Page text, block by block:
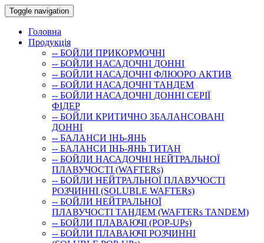
Toggle navigation
Головна
Продукція
-- БОЙЛИ ПРИКОРМОЧНI
-- БОЙЛИ НАСАДОЧНI ДОННI
-- БОЙЛИ НАСАДОЧНІ ФЛЮОРО АКТИВ
-- БОЙЛИ НАСАДОЧНІ ТАНДЕМ
-- БОЙЛИ НАСАДОЧНI ДОННI СЕРIÏ
ФIДЕР
-- БОЙЛИ КРИТИЧНО ЗБАЛАНСОВАНІ
ДОННІ
-- БАЛАНСИ ІНЬ-ЯНЬ
-- БАЛАНСИ ІНЬ-ЯНЬ ТИТАН
-- БОЙЛИ НАСАДОЧНI НЕЙТРАЛЬНОÏ
ПЛАВУЧОСТI (WAFTERs)
-- БОЙЛИ НЕЙТРАЛЬНОЇ ПЛАВУЧОСТІ
РОЗЧИННІ (SOLUBLE WAFTERs)
-- БОЙЛИ НЕЙТРАЛЬНОЇ
ПЛАВУЧОСТІ ТАНДЕМ (WAFTERs TANDEM)
-- БОЙЛИ ПЛАВАЮЧІ (POP-UPs)
-- БОЙЛИ ПЛАВАЮЧI РОЗЧИННI